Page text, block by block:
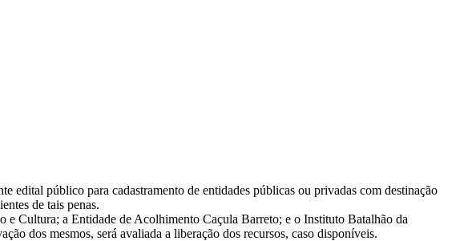
edital público para cadastramento de entidades públicas ou privadas com destinação
de tais penas.
e Cultura; a Entidade de Acolhimento Caçula Barreto; e o Instituto Batalhão da
dos mesmos, será avaliada a liberação dos recursos, caso disponíveis.